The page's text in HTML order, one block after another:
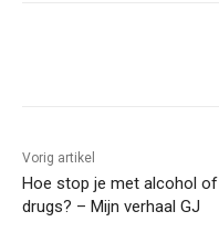
Vorig artikel
Hoe stop je met alcohol of
drugs? – Mijn verhaal GJ